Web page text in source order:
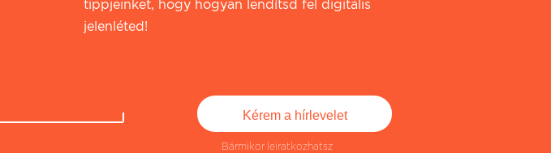
tippjeinket, hogy hogyan lendítsd fel digitális
jelenléted!
Bármikor leiratkozhatsz